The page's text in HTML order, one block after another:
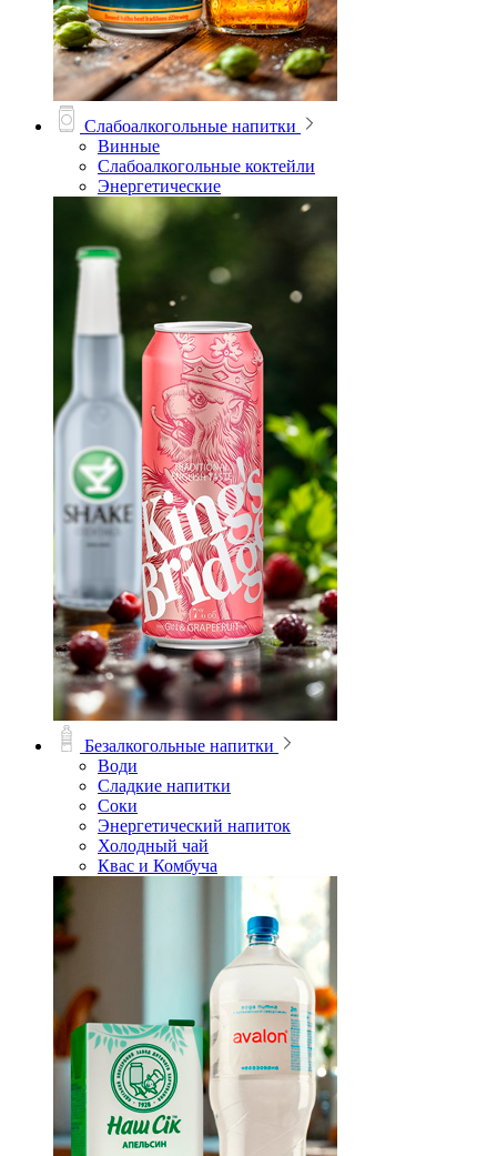
Слабоалкогольные напитки
Винные
Слабоалкогольные коктейли
Энергетические
Безалкогольные напитки
Води
Сладкие напитки
Соки
Энергетический напиток
Холодный чай
Квас и Комбуча